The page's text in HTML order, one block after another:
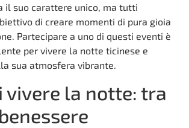
il suo carattere unico, ma tutti
di creare momenti di pura gioia
Partecipare a uno di questi eventi è
per vivere la notte ticinese e
sua atmosfera vibrante.
vivere la notte: tra